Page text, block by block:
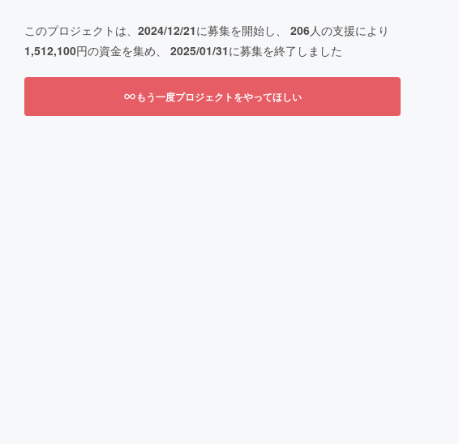
このプロジェクトは、 2024/12/21に募集を開始し、 206人の支援により
1,512,100円の資金を集め、 2025/01/31に募集を終了しました
もう一度プロジェクトをやってほしい